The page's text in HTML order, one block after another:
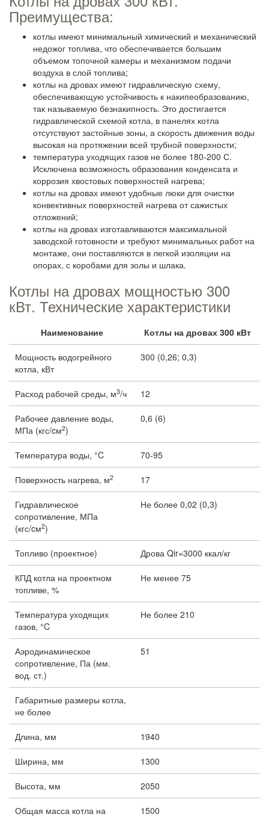
Преимущества:
котлы имеют минимальный химический и механический
недожог топлива, что обеспечивается большим
объемом топочной камеры и механизмом подачи
воздуха в слой топлива;
котлы на дровах имеют гидравлическую схему,
обеспечивающую устойчивость к накипеобразованию,
так называемую безнакипность. Это достигается
гидравлической схемой котла, в панелях котла
отсутствуют застойные зоны, а скорость движения воды
высокая на протяжении всей трубной поверхности;
температура уходящих газов не более 180-200 С.
Исключена возможность образования конденсата и
коррозия хвостовых поверхностей нагрева;
котлы на дровах имеют удобные люки для очистки
конвективных поверхностей нагрева от сажистых
отложений;
котлы на дровах изготавливаются максимальной
заводской готовности и требуют минимальных работ на
монтаже, они поставляются в легкой изоляции на
опорах, с коробами для золы и шлака.
Котлы на дровах мощностью 300
кВт. Технические характеристики
Наименование Котлы на дровах 300 кВт
Мощность водогрейного
котла, кВт
300 (0,26; 0,3)
Расход рабочей среды, м3/ч 12
Рабочее давление воды,
МПа (кгс/cм2)
0,6 (6)
Температура воды, °C 70-95
Поверхность нагрева, м2 17
Гидравлическое
сопротивление, МПа
(кгс/cм2)
Не более 0,02 (0,3)
Топливо (проектное) Дрова Qir=3000 ккал/кг
КПД котла на проектном
топливе, %
Не менее 75
Температура уходящих
газов, °C
Не более 210
Аэродинамическое
сопротивление, Па (мм.
вод. ст.)
51
Габаритные размеры котла,
не более
Длина, мм 1940
Ширина, мм 1300
Высота, мм 2050
Общая масса котла на
1500